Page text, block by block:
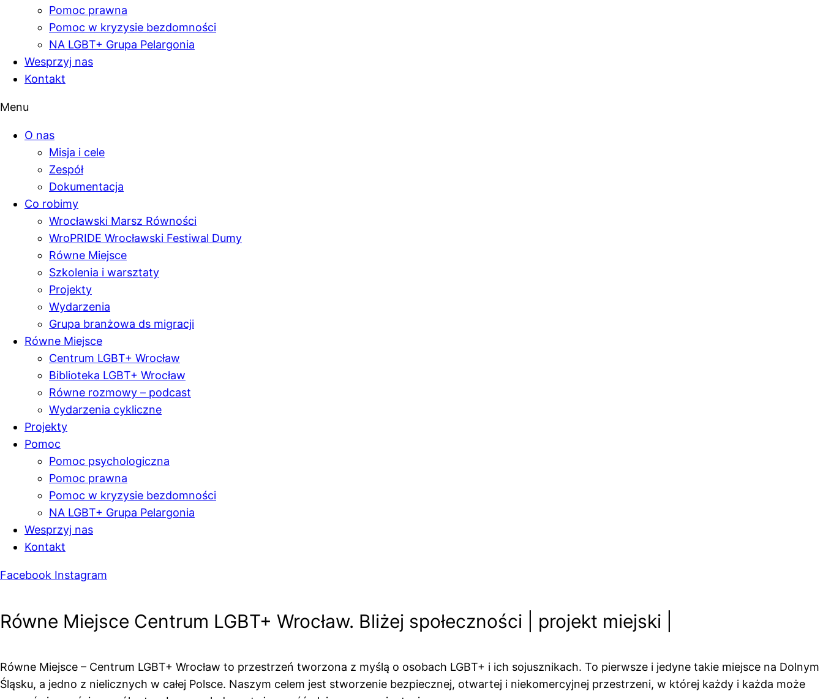
Pomoc prawna
Pomoc w kryzysie bezdomności
NA LGBT+ Grupa Pelargonia
Wesprzyj nas
Kontakt
Menu
O nas
Misja i cele
Zespół
Dokumentacja
Co robimy
Wrocławski Marsz Równości
WroPRIDE Wrocławski Festiwal Dumy
Równe Miejsce
Szkolenia i warsztaty
Projekty
Wydarzenia
Grupa branżowa ds migracji
Równe Miejsce
Centrum LGBT+ Wrocław
Biblioteka LGBT+ Wrocław
Równe rozmowy – podcast
Wydarzenia cykliczne
Projekty
Pomoc
Pomoc psychologiczna
Pomoc prawna
Pomoc w kryzysie bezdomności
NA LGBT+ Grupa Pelargonia
Wesprzyj nas
Kontakt
Facebook Instagram
Równe Miejsce Centrum LGBT+ Wrocław. Bliżej społeczności | projekt miejski |
Równe Miejsce – Centrum LGBT+ Wrocław to przestrzeń tworzona z myślą o osobach LGBT+ i ich sojusznikach. To pierwsze i jedyne takie miejsce na Dolnym
Śląsku, a jedno z nielicznych w całej Polsce. Naszym celem jest stworzenie bezpiecznej, otwartej i niekomercyjnej przestrzeni, w której każdy i każda może